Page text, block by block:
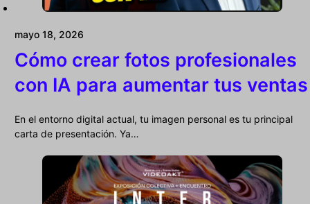
mayo 18, 2026
Cómo crear fotos profesionales
con IA para aumentar tus ventas
En el entorno digital actual, tu imagen personal es tu principal
carta de presentación. Ya…